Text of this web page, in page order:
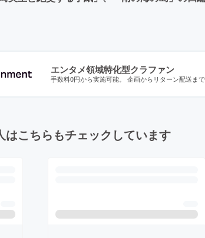
エンタメ領域特化型クラファン
手数料0円から実施可能。 企画からリターン配送ま
はこちらもチェックしています